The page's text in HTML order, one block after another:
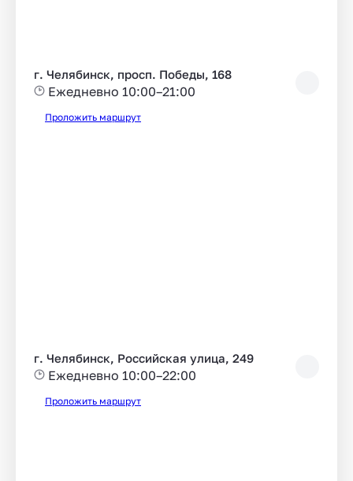
г. Челябинск, просп. Победы, 168
Ежедневно 10:00–21:00
Проложить маршрут
г. Челябинск, Российская улица, 249
Ежедневно 10:00–22:00
Проложить маршрут